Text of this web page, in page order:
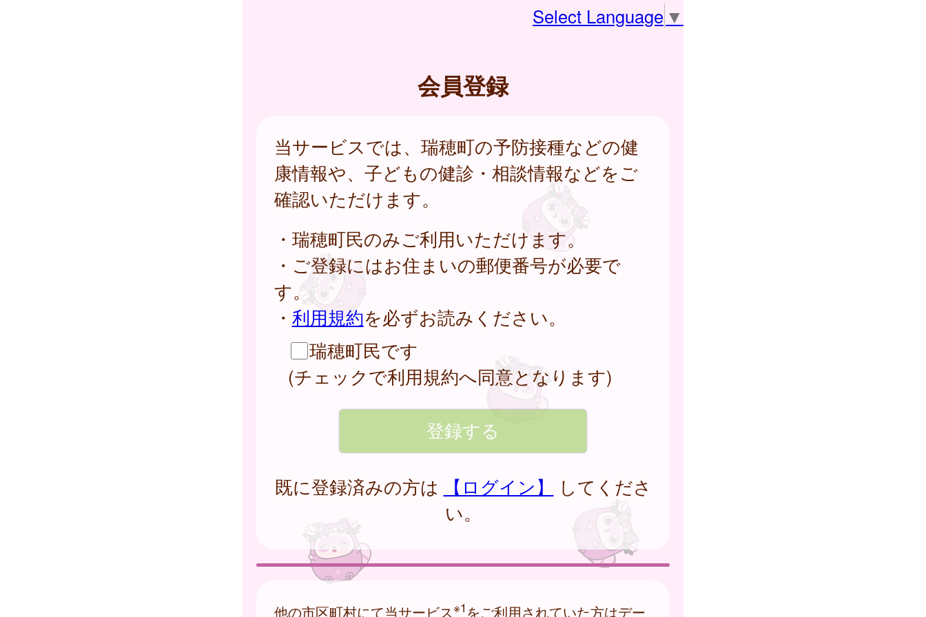
Select Language ▼
会員登録
当サービスでは、瑞穂町の予防接種などの健
康情報や、子どもの健診・相談情報などをご
確認いただけます。
・瑞穂町民のみご利用いただけます。
・ご登録にはお住まいの郵便番号が必要で
す。
・ 利用規約を必ずお読みください。
瑞穂町民です
(チェックで利用規約へ同意となります)
既に登録済みの方は 【ログイン】
してくださ
い。
他の市区町村にて当サービス※1 をご利用されていた方はデー